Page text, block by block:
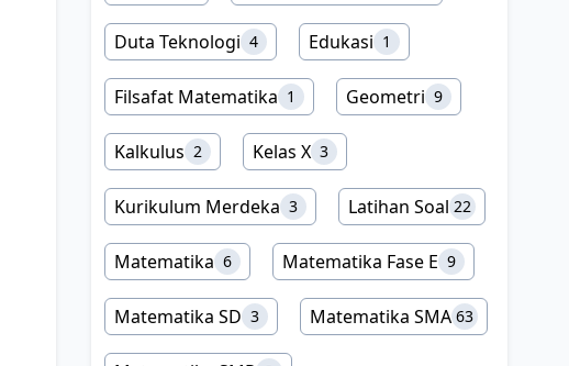
keliling}
Duta Teknologi 4 Edukasi 1
Filsafat Matematika 1 Geometri 9
Kalkulus 2 Kelas X 3
Kurikulum Merdeka 3 Latihan Soal 22
Matematika 6 Matematika Fase E 9
Matematika SD 3 Matematika SMA 63